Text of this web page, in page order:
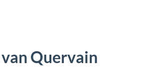
Quervain